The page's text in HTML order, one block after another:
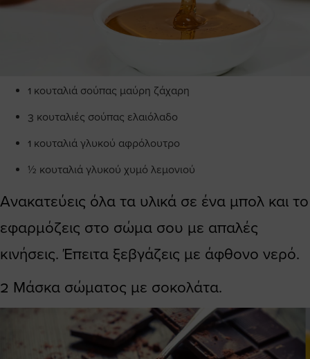
1 κουταλιά σούπας μαύρη ζάχαρη
3 κουταλιές σούπας ελαιόλαδο
1 κουταλιά γλυκού αφρόλουτρο
½ κουταλιά γλυκού χυμό λεμονιού
Ανακατεύεις όλα τα υλικά σε ένα μπολ και το
εφαρμόζεις στο σώμα σου με απαλές
κινήσεις. Έπειτα ξεβγάζεις με άφθονο νερό.
2 Μάσκα σώματος με σοκολάτα.